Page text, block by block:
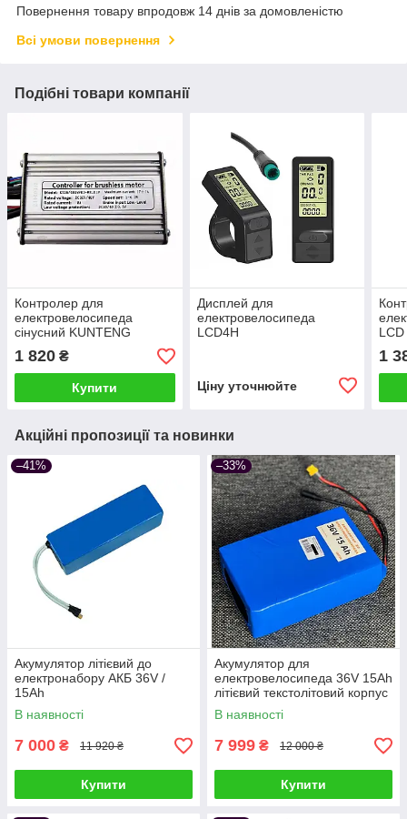
Повернення товару впродовж 14 днів за домовленістю
Всі умови повернення
Подібні товари компанії
Контролер для
електровелосипеда
сінусний KUNTENG
36/48В 17A 250-500Втдля
LCD + увімкнення світла
1 820 ₴
Купити
Дисплей для
електровелосипеда
LCD4H
Ціну уточнюйте
1
Акційні пропозиції та новинки
–41%
Акумулятор літієвий до
електронабору АКБ 36V /
15Ah
В наявності
7 000 ₴ 11 920 ₴
Купити
–33%
Акумулятор для
електровелосипеда 36V 15Ah
літієвий текстолітовий корпус
В наявності
7 999 ₴ 12 000 ₴
Купити